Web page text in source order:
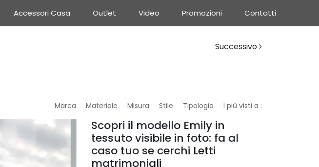
Accessori Casa Outlet Video Promozioni Contatti
Successivo
Marca
Materiale Misura Stile Tipologia I più visti a :
Scopri il modello Emily in
tessuto visibile in foto: fa al
caso tuo se cerchi Letti
matrimoniali